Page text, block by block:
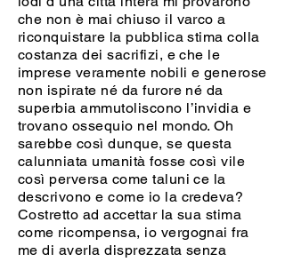
che non è mai chiuso il varco a
riconquistare la pubblica stima colla
costanza dei sacrifizi, e che le
imprese veramente nobili e generose
non ispirate né da furore né da
superbia ammutoliscono l’invidia e
trovano ossequio nel mondo. Oh
sarebbe così dunque, se questa
calunniata umanità fosse così vile
così perversa come taluni ce la
descrivono e come io la credeva?
Costretto ad accettar la sua stima
come ricompensa, io vergognai fra
me di averla disprezzata senza